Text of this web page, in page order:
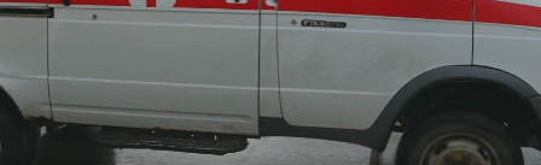
Экономика и бизнес
Блоги
Издания